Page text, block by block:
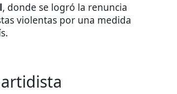
, donde se logró la renuncia
violentas por una medida